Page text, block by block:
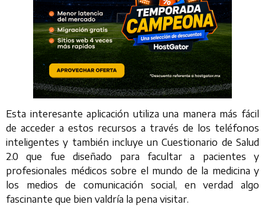
Esta interesante aplicación utiliza una manera más fácil
de acceder a estos recursos a través de los teléfonos
inteligentes y también incluye un Cuestionario de Salud
2.0 que fue diseñado para facultar a pacientes y
profesionales médicos sobre el mundo de la medicina y
los medios de comunicación social, en verdad algo
fascinante que bien valdría la pena visitar.